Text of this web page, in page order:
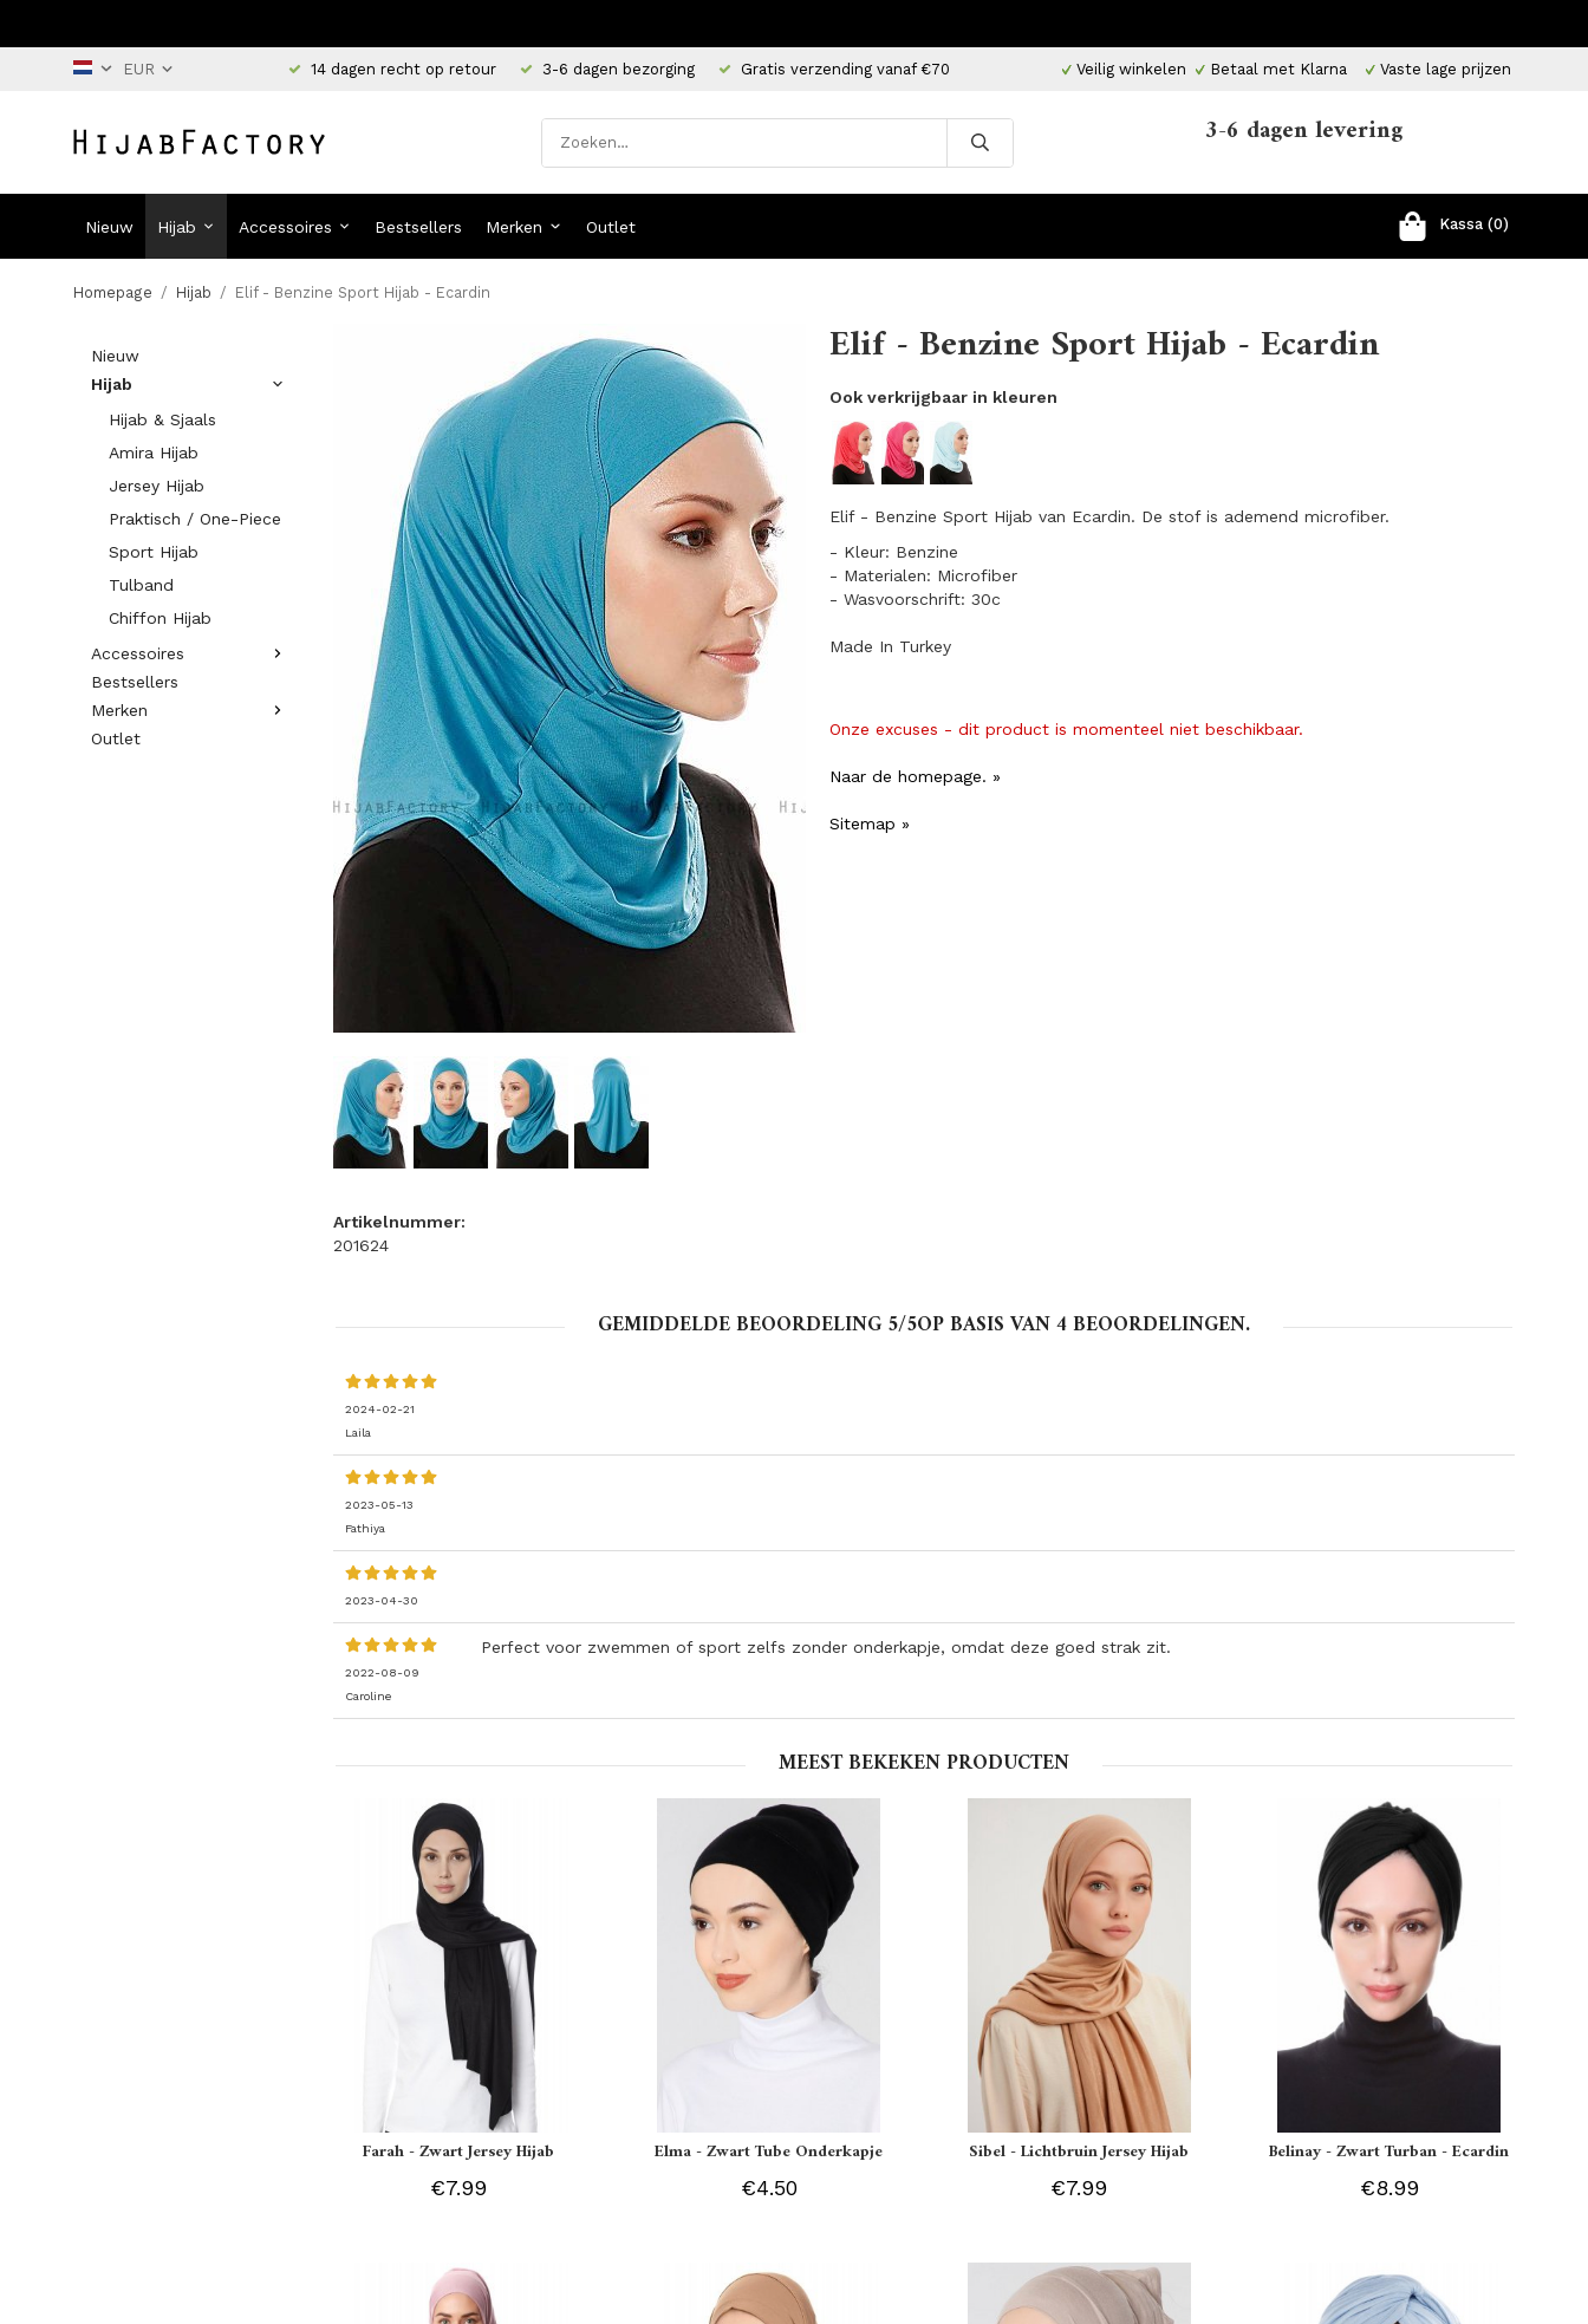
14 dagen recht op retour 3-6 dagen bezorging Gratis verzending vanaf €70 Veilig winkelen Betaal met Klarna Vaste lage prijzen
3-6 dagen levering
Nieuw Hijab Accessoires Bestsellers Merken Outlet Kassa (0)
Homepage / Hijab / Elif - Benzine Sport Hijab - Ecardin
Nieuw
Hijab
Hijab & Sjaals
Amira Hijab
Jersey Hijab
Praktisch / One-Piece
Sport Hijab
Tulband
Chiffon Hijab
Accessoires
Bestsellers
Merken
Outlet
Elif - Benzine Sport Hijab - Ecardin
Ook verkrijgbaar in kleuren
Elif - Benzine Sport Hijab van Ecardin. De stof is ademend microfiber.
- Kleur: Benzine
- Materialen: Microfiber
- Wasvoorschrift: 30c
Made In Turkey
Onze excuses - dit product is momenteel niet beschikbaar.
Naar de homepage. »
Sitemap »
Artikelnummer:
201624
GEMIDDELDE BEOORDELING 5/5OP BASIS VAN4BEOORDELINGEN.
2024-02-21
Laila
2023-05-13
Fathiya
2023-04-30
2022-08-09
Caroline
Perfect voor zwemmen of sport zelfs zonder onderkapje, omdat deze goed strak zit.
MEEST BEKEKEN PRODUCTEN
Farah - Zwart Jersey Hijab
€7.99
Elma - Zwart Tube Onderkapje
€4.50
Sibel - Lichtbruin Jersey Hijab
€7.99
Belinay - Zwart Turban - Ecardin
€8.99